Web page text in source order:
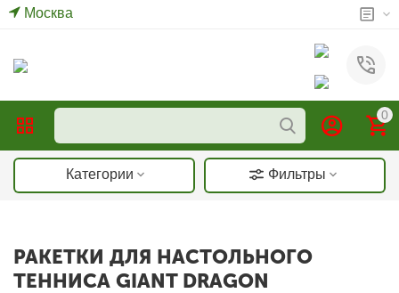
Москва
0
Категории Фильтры
РАКЕТКИ ДЛЯ НАСТОЛЬНОГО
ТЕННИСА GIANT DRAGON